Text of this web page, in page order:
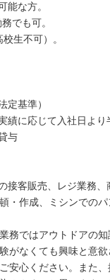
能な方。
でも可。
生不可）。
定基準）
績に応じて入社日より
与
接客販売、レジ業務、
・作成、ミシンでの
務ではアウトドアの
がなくても興味と意
安心ください。また